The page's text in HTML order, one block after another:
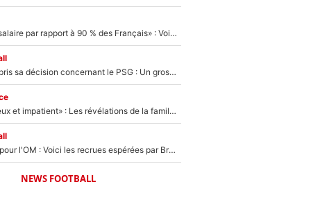
«C'est un beau salaire par rapport à 90 % des Français» : Voilà combien touchait Nelson Monfort sur France Télévisions avant de rejoindre CNews
Ferran Torres a pris sa décision concernant le PSG : Un gros club étranger prêt à relancer le feuilleton pour la signature du champion du monde 2026 !
«Il est très heureux et impatient» : Les révélations de la famille Zidane sur sa prise de pouvoir en équipe de France !
Plus de 100M€ pour l'OM : Voici les recrues espérées par Bruno Genesio et Grégory Lorenzi après l’opération dégraissage
NEWS FOOTBALL